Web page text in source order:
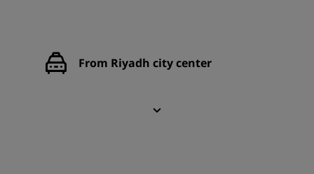
From Riyadh city center